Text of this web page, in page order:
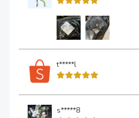
t*****l
s*****8